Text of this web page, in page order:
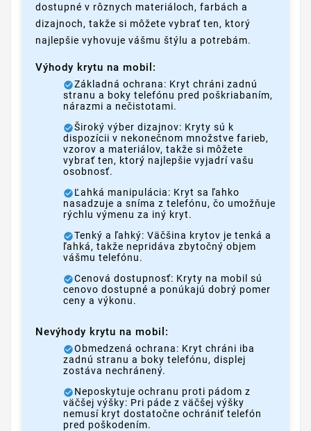
dostupné v rôznych materiáloch, farbách a
dizajnoch, takže si môžete vybrať ten, ktorý
najlepšie vyhovuje vášmu štýlu a potrebám.
Výhody krytu na mobil:
Základná ochrana: Kryt chráni zadnú
stranu a boky telefónu pred poškriabaním,
nárazmi a nečistotami.
Široký výber dizajnov: Kryty sú k
dispozícii v nekonečnom množstve farieb,
vzorov a materiálov, takže si môžete
vybrať ten, ktorý najlepšie vyjadrí vašu
osobnosť.
Ľahká manipulácia: Kryt sa ľahko
nasadzuje a sníma z telefónu, čo umožňuje
rýchlu výmenu za iný kryt.
Tenký a ľahký: Väčšina krytov je tenká a
ľahká, takže nepridáva zbytočný objem
vášmu telefónu.
Cenová dostupnosť: Kryty na mobil sú
cenovo dostupné a ponúkajú dobrý pomer
ceny a výkonu.
Nevýhody krytu na mobil:
Obmedzená ochrana: Kryt chráni iba
zadnú stranu a boky telefónu, displej
zostáva nechránený.
Neposkytuje ochranu proti pádom z
väčšej výšky: Pri páde z väčšej výšky
nemusí kryt dostatočne ochrániť telefón
pred poškodením.